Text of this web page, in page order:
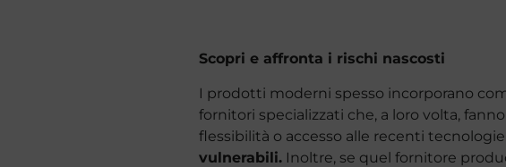
Scopri e affronta i rischi nascosti
I prodotti moderni spesso incorporano
fornitori specializzati che, a loro volta,
flessibilità o accesso alle recenti
vulnerabili. Inoltre, se quel fornitore